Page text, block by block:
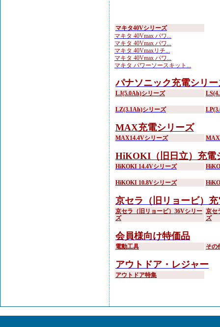
マキタ40Vシリーズ
マキタ 40Vmax パワ...
マキタ 40Vmax パワ...
マキタ 40Vmaxリチ...
マキタ 40Vmax パワ...
マキタ パワーソースキット...
パナソニック充電シリー
LJ(5.0Ah)シリーズ
LZ(3.1Ah)シリーズ
MAX充電シリーズ
MAX14.4Vシリーズ
HiKOKI（旧日立）充電
HiKOKI 14.4Vシリーズ
HiKOKI 10.8Vシリーズ
京セラ（旧リョービ）
京セラ（旧リョービ）36Vシリー
ズ
京セ
ズ
会員様向け特価品
電動工具 その
アウトドア・レジャー
アウトドア特集